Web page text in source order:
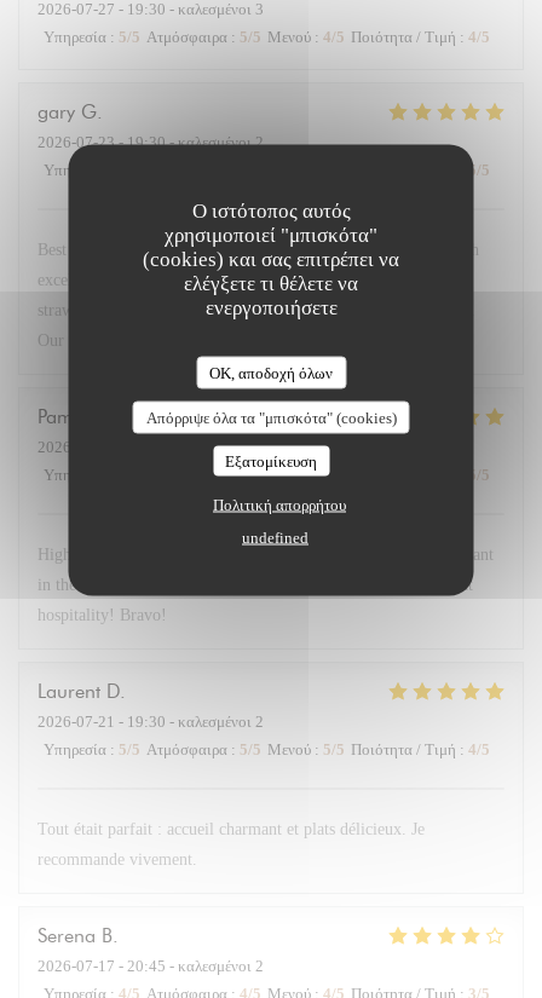
Ο ιστότοπος αυτός
χρησιμοποιεί "μπισκότα"
(cookies) και σας επιτρέπει να
ελέγξετε τι θέλετε να
ενεργοποιήσετε
OK, αποδοχή όλων
Απόρριψε όλα τα "μπισκότα" (cookies)
Εξατομίκευση
Πολιτική απορρήτου
undefined
2026-07-27 - 19:30 - καλεσμένοι 3
Υπηρεσία : 5/5 Ατμόσφαιρα : 5/5 Μενού : 4/5 Ποιότητα / Τιμή : 4/5
gary G
2026-07-23- 19:30 - καλεσμένοι 2
Υπηρεσία
5/5
Best restaurant in Paris so good we came 4 times this week. Fish
excellent. Steak with dauphinoise potato. Superb. Deserts
strawberries and lemon brûlée with peach in cognac sensational.
Our go to when in Paris. Service very friendly.
Pamela
2026-07-23
- 19:45 - καλεσμένοι 3
Υπηρεσία
Ατμόσφαιρα: 5/5 Μενού: 5 5/5
Highly recommend Chex Gabrielle! A small chef owned restaurant
in the 17th near the Arc. Lovely room, delicious food and great
hospitality! Bravo!
Laurent D
2026-07-21 - 19:30 - καλεσμένοι 2
Υπηρεσία : 5/5 Ατμόσφαιρα : 5/5 Μενού : 5/5 Ποιότητα / Τιμή : 4/5
Tout était parfait : accueil charmant et plats délicieux. Je
recommande vivement.
Serena B
2026-07-17 - 20:45 - καλεσμένοι 2
Υπηρεσία : 4/5 Ατμόσφαιρα : 4/5 Μενού : 4/5 Ποιότητα / Τιμή : 3/5